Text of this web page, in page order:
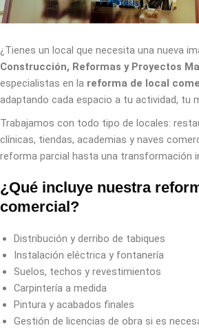
¿Tienes un local que necesita una nueva
Construcción, Reformas y Proyectos
especialistas en la reforma de local
adaptando cada espacio a tu actividad, tu
Trabajamos con todo tipo de locales:
clínicas, tiendas, academias y naves
reforma parcial hasta una transformación
¿Qué incluye nuestra
comercial?
Distribución y derribo de tabiques
Instalación eléctrica y fontanería
Suelos, techos y revestimientos
Carpintería a medida
Pintura y acabados finales
Gestión de licencias de obra si es